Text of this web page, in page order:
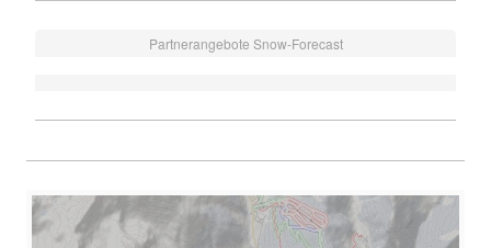
Partnerangebote Snow-Forecast